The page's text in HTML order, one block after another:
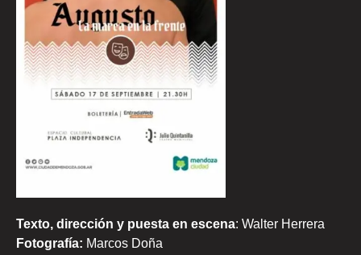
Texto, dirección y puesta en escena: Walter Herrera
Fotografía: Marcos Doña